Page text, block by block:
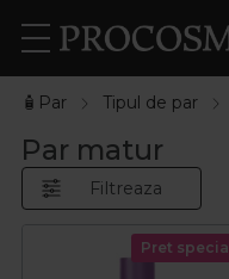
🧴Par Tipul de par
Par matur
Filtreaza
Pret special